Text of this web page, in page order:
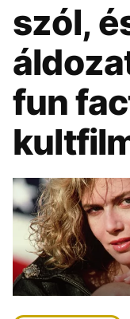
KÖZÉLET
ÉLETMÓD
VIDEÓ
GASZTRO
szól,
fun